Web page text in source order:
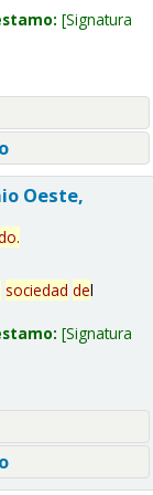
Signatura
Oeste,
.
sociedad del
Signatura